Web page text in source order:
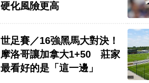
硬化風險更高
世足賽／16強黑馬大對決！
摩洛哥讓加拿大1+50 莊家
最看好的是「這一邊」